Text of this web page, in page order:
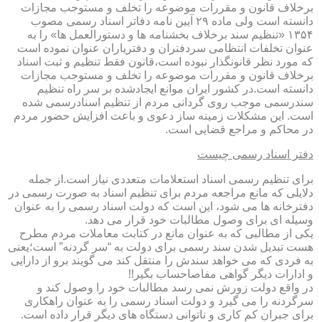
برخلاف قانون و مقررات موضوعه را تخلف و مستوجب مجازات
دانسته است ولی ماده ۲۹ آیین نامه دفاتر اسناد رسمی مصوب
۱۳۵۴ «تنظیم سند برخلاف بخشنامه ها و دستورالعمل ها» را به
عنوان تخلفات انتظامی سردفتران و دفتریاران عنوان نموده است
که مورد نظر قانونگذار نبوده است،قانون فقط تنظیم و ثبت اسناد
برخلاف قانون و مقررات موضوعه را تخلف و مستوجب مجازات
دانسته است.در کشور ایران موانع ایجادشده بر سر راه تنظیم
سندرسمی موجب روی گردانی مردم از تنظیم اسنادرسمی شده
است. این مشکلات زمینه ساز دعوی و باعث افزایش حضور مردم
در محاکم و مراجع قضایی است.
دفتر اسناد رسمی چیست
برای تنظیم رسمی اسناد استعلامات متعددی نیاز است.از جمله
دلایلی که مانع مراجعه مردم برای تنظیم اسناد به صورت رسمی در
دفترخانه ها می شود، این است که دولت اسناد رسمی را به عنوان
وسیله ای برای وصول مطالبات خود قرار می دهد.
یکی از مطالبی که به عنوان مانع در کتابت معاملات مردم مطرح
هست تبدیل شدن سند رسمی برای دولت به “سر گردنه” است؛یعنی
به فردی که می خواهد سندش را منتقل کند می گویند برو از دارایی
و ادارات دیگر گواهی مفاصاحساب بگیر!!
در واقع دولت زورش نمی رسد مطالبات خود را وصول کند و
سرگردنه را می گیرد و دولت اسناد رسمی را به عنوان راهکاری
برای جبران کم کاری و ناتوانی دستگاه های دیگر قرار داده است.